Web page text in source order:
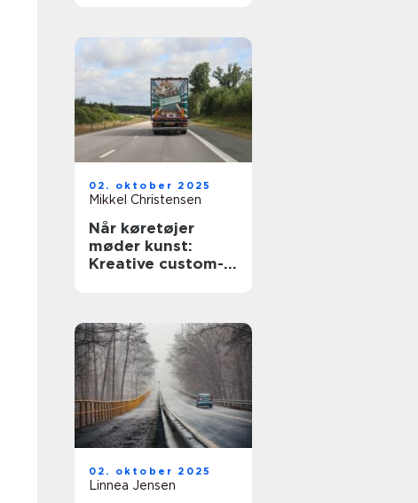
02. oktober 2025
Mikkel Christensen
Når køretøjer
møder kunst:
Kreative custom-
02. oktober 2025
Linnea Jensen